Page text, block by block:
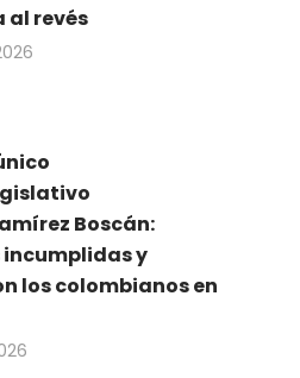
al revés
Boscán:
y
los colombianos en